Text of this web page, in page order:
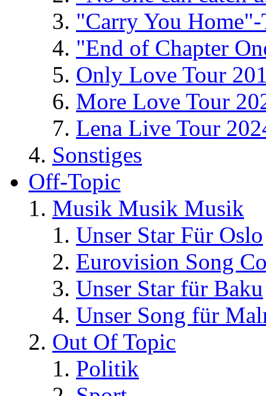
"Carry You
"End of Chapter
Only Love Tour
More Love Tour
Lena Live Tour
Sonstiges
Off-Topic
Musik Musik Musik
Unser Star Für Oslo
Eurovision Song
Unser Star für Baku
Unser Song für
Out Of Topic
Politik